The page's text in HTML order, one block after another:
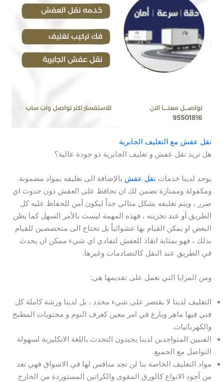
نقل عفش مع التغليف الجابرية
هل تريد نقل عفش و تغليف الجابرية ذو جودة عالية؟
يوجد لدينا خدمات نقل عفش بالإضافة الى تغليفه بمواد مضمونة
ومكفولة وممتازة تضمن لك ان تحافظ على العفش دون حدوث اي
ضرر ، ويتم تغليفه بشكل مثالي جداً ليكون آمن للحفاظ عليه كل
الطريق أو عند تخزينه ، فهذه المهمة ليست بالأمر السهل كما يظن
البعض او يمكن القيام بها عشوائياً بل تحتاج الى متخصصين للقيام
بذلك ، فهو بمثابة انقاذ للعفش لتفادي اي شيء ممكن ان يحدث
في الطريق عند النقل كالتصادمات وغيرها.
ومن المزايا التي نعمل على تقديمها هي:
التغليف لدينا لا يقتصر على شيء محدد ، بل لدينا ورشة كاملة كل
فني فيها ماهر وبارع في امر معين كغرف النوم و محتويات المطبخ
والكهربائيات.
الفنيين المتواجدين لدينا يجيدون التحدث باللغة الانكليزية لسهولة
التواصل مع الجميع.
مواد التغليف الخاصة بنا لن تجد منافس لها في الاسواق فهي تعد
من أجود الانواع كالورق المقوى والكراتين المستوردة من الخارج